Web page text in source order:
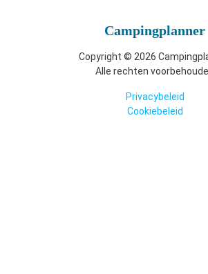
Camping­planner
Copyright © 2026
Alle rechten
Privacybeleid
Cookiebeleid